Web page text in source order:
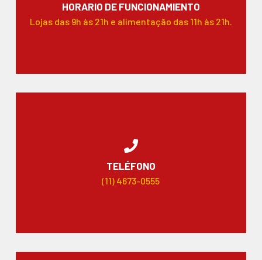
HORARIO DE FUNCIONAMIENTO
Lojas das 9h às 21h e alimentação das 11h às 21h.
TELÉFONO
(11) 4673-0555